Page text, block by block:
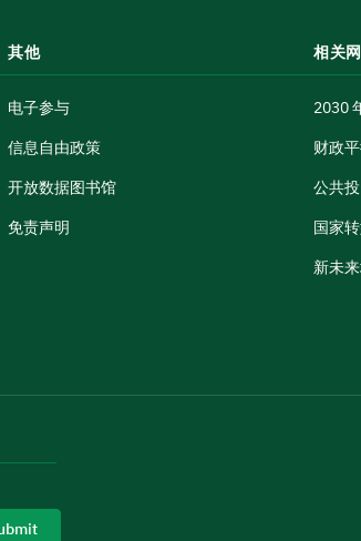
其他
电子参与
信息自由政策
开放数据图书馆
免责声明
相关
2030
财政
公共
国家
新未来